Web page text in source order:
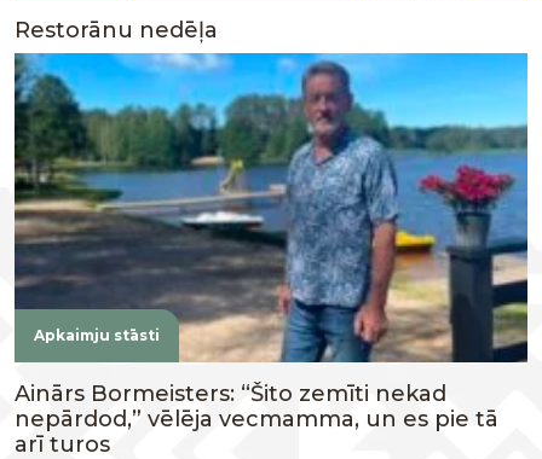
Restorānu nedēļa
Apkaimju stāsti
Ainārs Bormeisters: “Šito zemīti nekad
nepārdod,” vēlēja vecmamma, un es pie tā
arī turos